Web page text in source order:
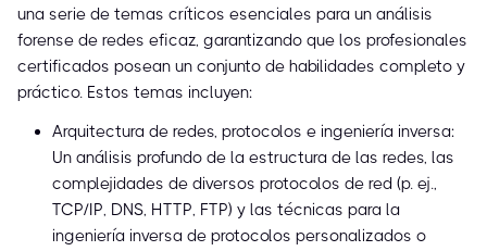
una serie de temas críticos esenciales para un análisis
forense de redes eficaz, garantizando que los profesionales
certificados posean un conjunto de habilidades completo y
práctico. Estos temas incluyen:
Arquitectura de redes, protocolos e ingeniería inversa:
Un análisis profundo de la estructura de las redes, las
complejidades de diversos protocolos de red (p. ej.,
TCP/IP, DNS, HTTP, FTP) y las técnicas para la
ingeniería inversa de protocolos personalizados o